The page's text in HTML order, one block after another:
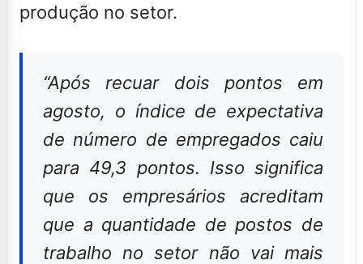
produção no setor.
“Após recuar dois pontos em
agosto, o índice de expectativa
de número de empregados caiu
para 49,3 pontos. Isso significa
que os empresários acreditam
que a quantidade de postos de
trabalho no setor não vai mais